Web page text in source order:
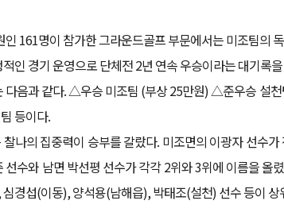
인 161명이 참가한 그라운드골프 부문에서는 미조팀의
인 경기 운영으로 단체전 2년 연속 우승이라는 대기록
다음과 같다. △우승 미조팀 (부상 25만원) △준우승 설
등이다.
나의 집중력이 승부를 갈랐다. 미조면의 이광자 선수
선수와 남면 박선평 선수가 각각 2위와 3위에 이름을
경섭(이동), 양석용(남해읍), 박태조(설천) 선수 등이